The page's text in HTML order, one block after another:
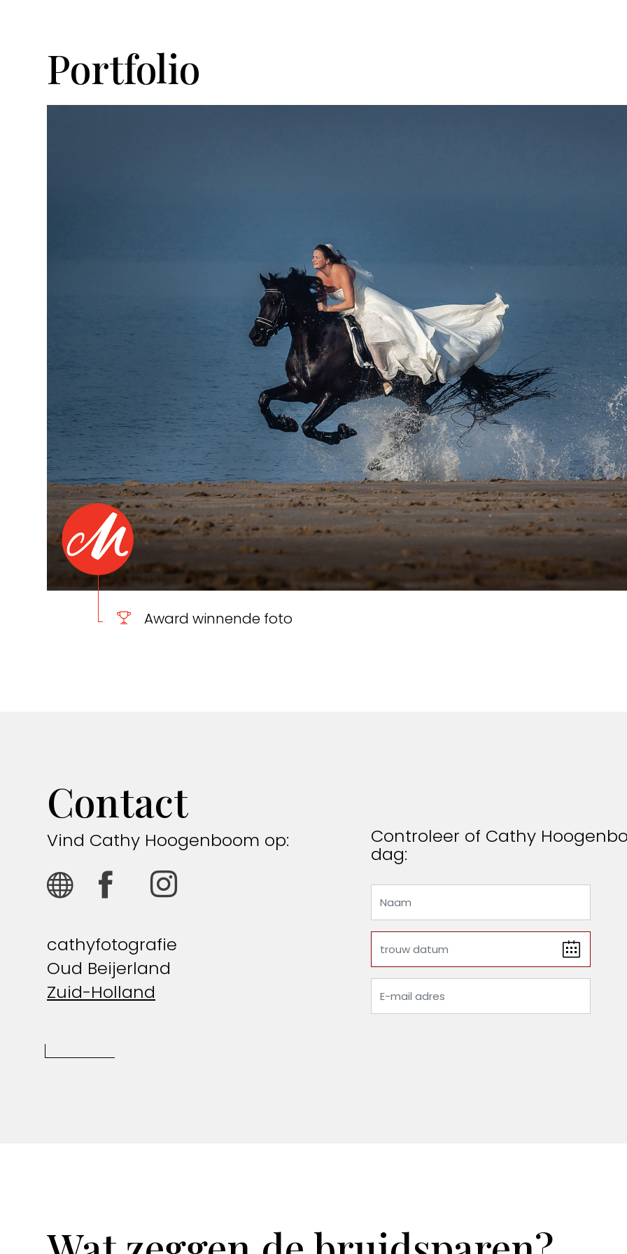
Portfolio
Award winnende foto
Contact
Vind Cathy Hoogenboom op:
cathyfotografie
Oud Beijerland
Zuid-Holland
Controleer of Cathy
dag: